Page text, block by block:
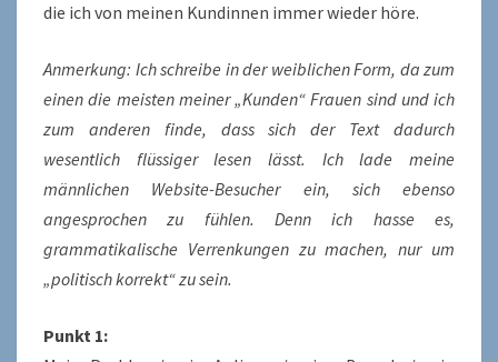
die ich von meinen Kundinnen immer wieder höre.
Anmerkung: Ich schreibe in der weiblichen Form, da zum
einen die meisten meiner „Kunden“ Frauen sind und ich
zum anderen finde, dass sich der Text dadurch
wesentlich flüssiger lesen lässt. Ich lade meine
männlichen Website-Besucher ein, sich ebenso
angesprochen zu fühlen. Denn ich hasse es,
grammatikalische Verrenkungen zu machen, nur um
„politisch korrekt“ zu sein.
Punkt 1: